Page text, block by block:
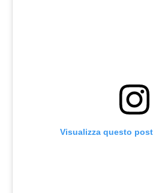
Visualizza questo